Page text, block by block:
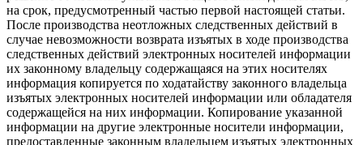
на срок, предусмотренный частью первой настоящей статьи.
После производства неотложных следственных действий в
случае невозможности возврата изъятых в ходе производства
следственных действий электронных носителей информации
их законному владельцу содержащаяся на этих носителях
информация копируется по ходатайству законного владельца
изъятых электронных носителей информации или обладателя
содержащейся на них информации. Копирование указанной
информации на другие электронные носители информации,
предоставленные законным владельцем изъятых электронных